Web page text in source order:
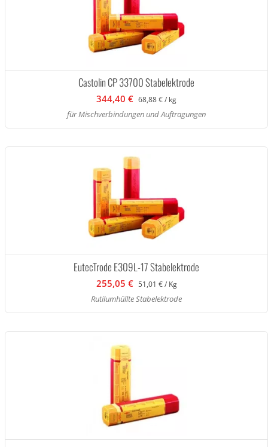
Castolin CP 33700 Stabelektrode
344,40 € 68,88 € / kg
für Mischverbindungen und Auftragungen
EutecTrode E309L-17 Stabelektrode
255,05 € 51,01 € / Kg
Rutilumhüllte Stabelektrode